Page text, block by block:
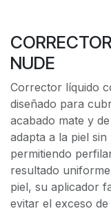
NUDE
Corrector líquido
diseñado para
acabado mate y
adapta a la piel
permitiendo
resultado
piel, su aplicador
evitar el exceso